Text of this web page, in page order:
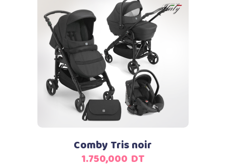
Ajouter au panier
Comby Tris noir
1.750,000 DT